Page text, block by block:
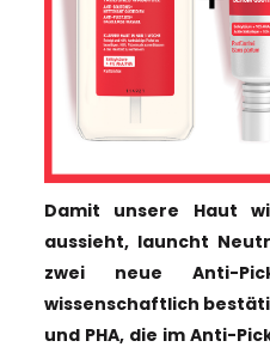
Damit unsere Haut
aussieht, launcht
zwei neue Anti-
wissenschaftlich
und PHA, die im Anti-